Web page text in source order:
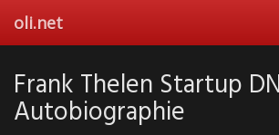
main
oli.net
Frank Thelen Startup
Autobiographie